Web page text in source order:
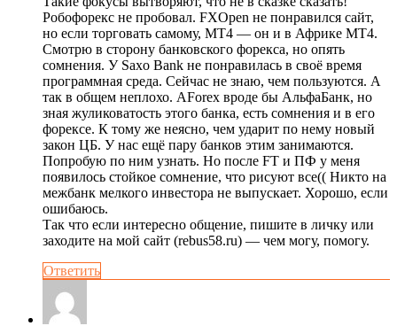
Робофорекс не пробовал. FXOpen не понравился сайт,
но если торговать самому, MT4 — он и в Африке MT4.
Смотрю в сторону банковского форекса, но опять
сомнения. У Saxo Bank не понравилась в своё время
программная среда. Сейчас не знаю, чем пользуются. А
так в общем неплохо. AForex вроде бы АльфаБанк, но
зная жуликоватость этого банка, есть сомнения и в его
форексе. К тому же неясно, чем ударит по нему новый
закон ЦБ. У нас ещё пару банков этим занимаются.
Попробую по ним узнать. Но после FT и ПФ у меня
появилось стойкое сомнение, что рисуют все(( Никто на
межбанк мелкого инвестора не выпускает. Хорошо, если
ошибаюсь.
Так что если интересно общение, пишите в личку или
заходите на мой сайт (rebus58.ru) — чем могу, помогу.
Ответить